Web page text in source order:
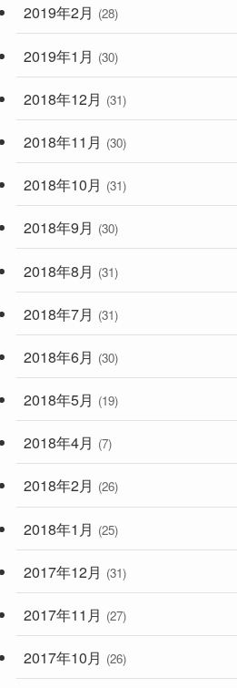
2019年2月 (28)
2019年1月 (30)
2018年12月 (31)
2018年11月 (30)
2018年10月 (31)
2018年9月 (30)
2018年8月 (31)
2018年7月 (31)
2018年6月 (30)
2018年5月 (19)
2018年4月 (7)
2018年2月 (26)
2018年1月 (25)
2017年12月 (31)
2017年11月 (27)
2017年10月 (26)